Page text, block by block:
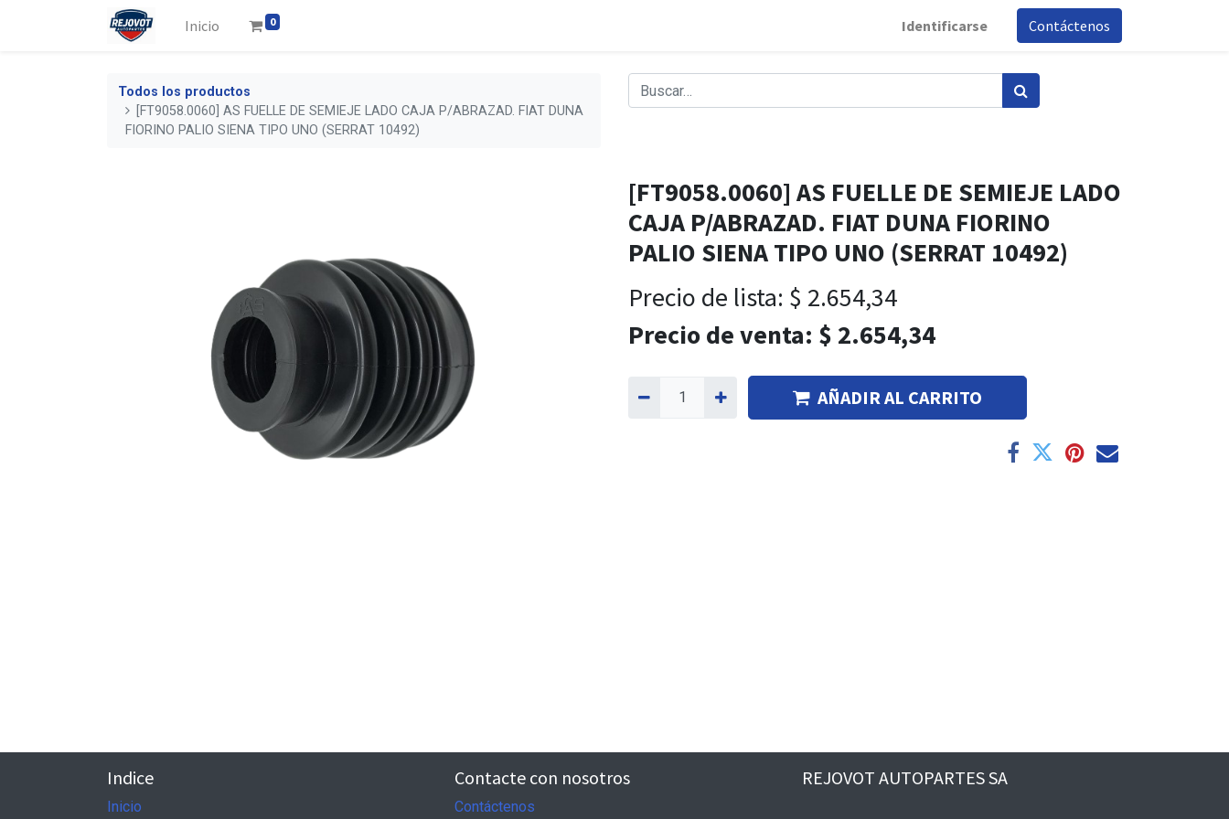
Inicio 0 Identificarse Contáctenos
Todos los productos
[FT9058.0060] AS FUELLE DE SEMIEJE LADO CAJA P/ABRAZAD. FIAT DUNA
FIORINO PALIO SIENA TIPO UNO (SERRAT 10492)
[FT9058.0060] AS FUELLE DE SEMIEJE LADO
CAJA P/ABRAZAD. FIAT DUNA FIORINO
PALIO SIENA TIPO UNO (SERRAT 10492)
Precio de lista: $ 2.654,34
Precio de venta: $ 2.654,34
AÑADIR AL CARRITO
Indice
Inicio
Contacte con nosotros
Contáctenos
REJOVOT AUTOPARTES SA